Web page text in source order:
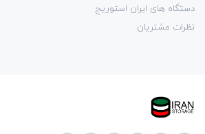
دستگاه های ایران استوریج
نظرات مشتریان